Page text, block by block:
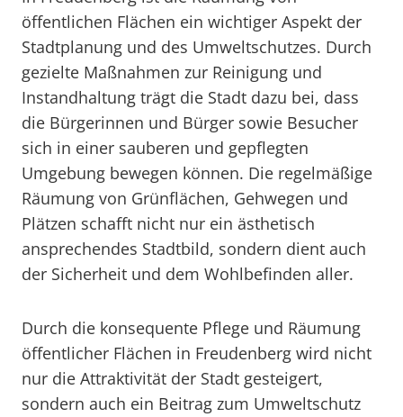
öffentlichen Flächen ein wichtiger Aspekt der
Stadtplanung und des Umweltschutzes. Durch
gezielte Maßnahmen zur Reinigung und
Instandhaltung trägt die Stadt dazu bei, dass
die Bürgerinnen und Bürger sowie Besucher
sich in einer sauberen und gepflegten
Umgebung bewegen können. Die regelmäßige
Räumung von Grünflächen, Gehwegen und
Plätzen schafft nicht nur ein ästhetisch
ansprechendes Stadtbild, sondern dient auch
der Sicherheit und dem Wohlbefinden aller.
Durch die konsequente Pflege und Räumung
öffentlicher Flächen in Freudenberg wird nicht
nur die Attraktivität der Stadt gesteigert,
sondern auch ein Beitrag zum Umweltschutz